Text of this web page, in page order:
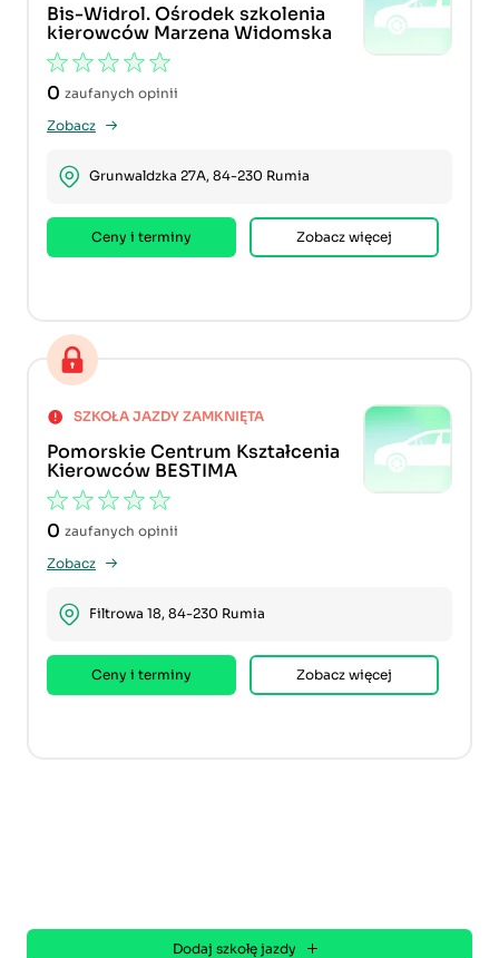
Bis-Widrol. Ośrodek szkolenia
kierowców Marzena Widomska
0 zaufanych opinii
Zobacz
Grunwaldzka 27A, 84-230 Rumia
Ceny i terminy Zobacz więcej
Pomorskie Centrum Kształcenia
Kierowców BESTIMA
SZKOŁA JAZDY ZAMKNIĘTA
0 zaufanych opinii
Zobacz
Filtrowa 18, 84-230 Rumia
Ceny i terminy Zobacz więcej
Dodaj szkołę jazdy